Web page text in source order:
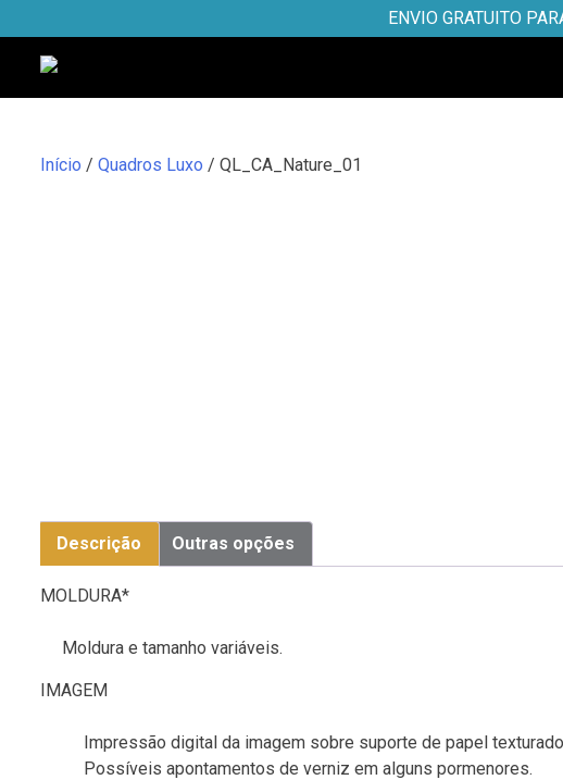
to
content
ENVIO GRATUITO
Início / Quadros Luxo / QL_CA_Nature_01
Descrição Outras opções
MOLDURA*
Moldura e tamanho variáveis.
IMAGEM
Impressão digital da imagem sobre suporte de papel
Possíveis apontamentos de verniz em alguns pormenores.